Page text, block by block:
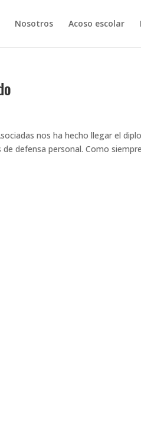
Nosotros Acoso escolar
nos ha hecho llegar el
defensa personal. Como